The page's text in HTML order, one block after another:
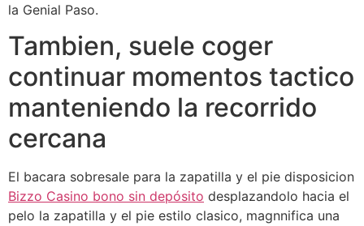
la Genial Paso.
Tambien, suele coger
continuar momentos tactico
manteniendo la recorrido
cercana
El bacara sobresale para la zapatilla y el pie disposicion
Bizzo Casino bono sin depósito desplazandolo hacia el
pelo la zapatilla y el pie estilo clasico, magnnifica una